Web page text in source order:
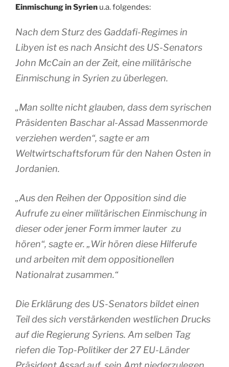
Einmischung in Syrien u.a. folgendes:
Nach dem Sturz des Gaddafi-Regimes in
Libyen ist es nach Ansicht des US-Senators
John McCain an der Zeit, eine militärische
Einmischung in Syrien zu überlegen.
„Man sollte nicht glauben, dass dem syrischen
Präsidenten Baschar al-Assad Massenmorde
verziehen werden“, sagte er am
Weltwirtschaftsforum für den Nahen Osten in
Jordanien.
„Aus den Reihen der Opposition sind die
Aufrufe zu einer militärischen Einmischung in
dieser oder jener Form immer lauter zu
hören“, sagte er. „Wir hören diese Hilferufe
und arbeiten mit dem oppositionellen
Nationalrat zusammen.“
Die Erklärung des US-Senators bildet einen
Teil des sich verstärkenden westlichen Drucks
auf die Regierung Syriens. Am selben Tag
riefen die Top-Politiker der 27 EU-Länder